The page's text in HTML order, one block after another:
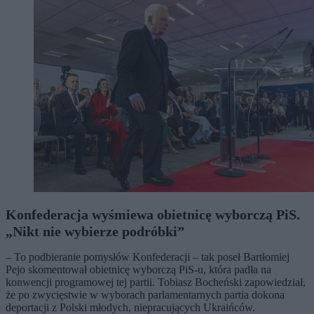
Konfederacja wyśmiewa obietnicę wyborczą PiS.
„Nikt nie wybierze podróbki”
– To podbieranie pomysłów Konfederacji – tak poseł Bartłomiej
Pejo skomentował obietnicę wyborczą PiS-u, która padła na
konwencji programowej tej partii. Tobiasz Bocheński zapowiedział,
że po zwycięstwie w wyborach parlamentarnych partia dokona
deportacji z Polski młodych, niepracujących Ukraińców.